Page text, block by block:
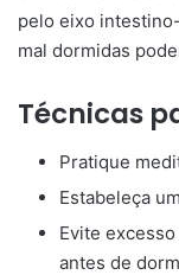
pelo eixo
mal dormidas
Técnicas
Pratique
Estabeleça
Evite
antes de